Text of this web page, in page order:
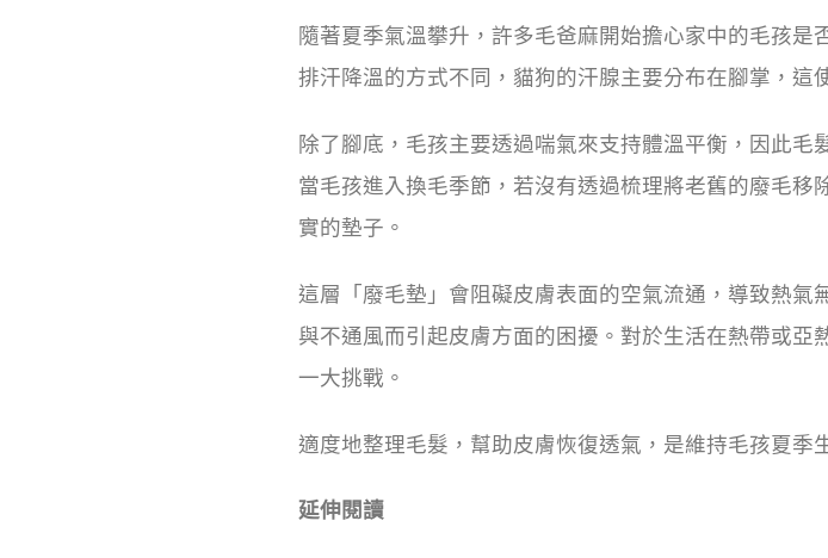
隨著夏季氣溫攀升，許多毛爸麻開始擔心家中的毛孩
排汗降溫的方式不同，貓狗的汗腺主要分布在腳掌，這
除了腳底，毛孩主要透過喘氣來支持體溫平衡，因此毛
當毛孩進入換毛季節，若沒有透過梳理將老舊的廢毛
實的墊子。
這層「廢毛墊」會阻礙皮膚表面的空氣流通，導致熱
與不通風而引起皮膚方面的困擾。對於生活在熱帶或
一大挑戰。
適度地整理毛髮，幫助皮膚恢復透氣，是維持毛孩夏季
延伸閱讀